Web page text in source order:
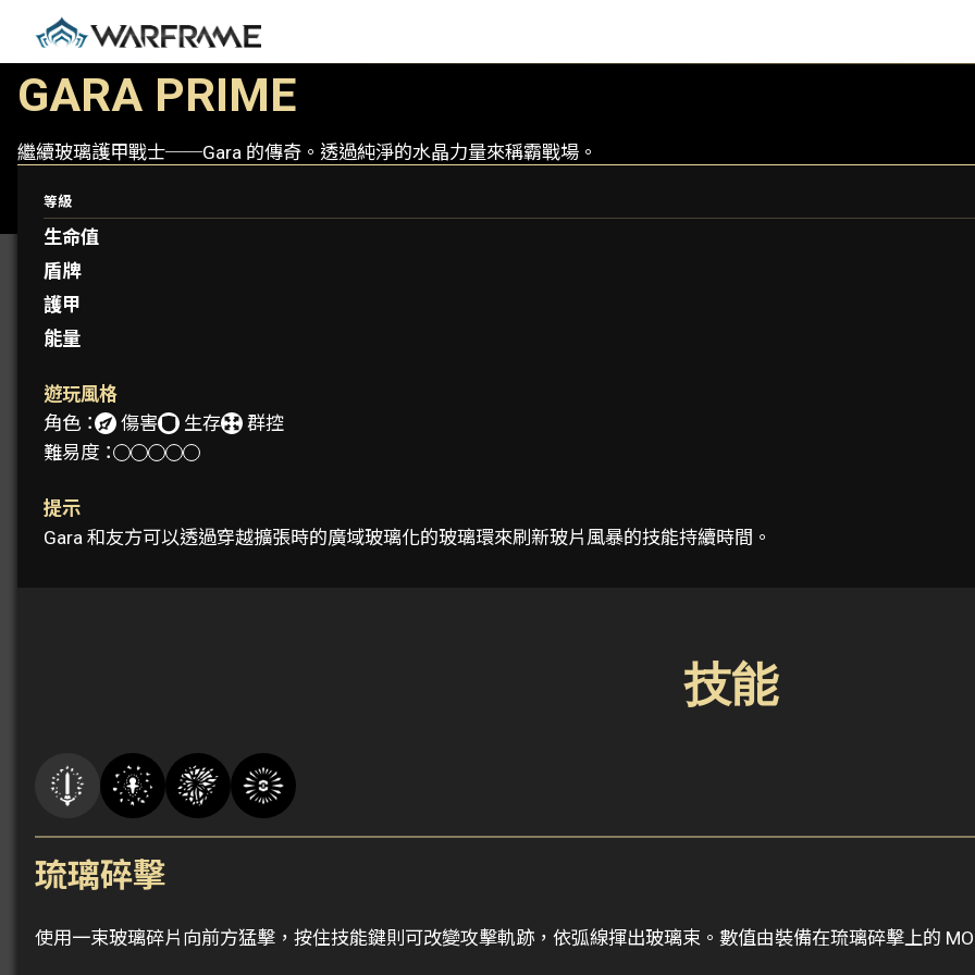
GARA PRIME
繼續玻璃護甲戰士──Gara 的傳奇。透過純淨的水晶力量來稱霸戰場。
等級
生命值
盾牌
護甲
能量
遊玩風格
角色：
傷害 生存
群控
難易度：
提示
Gara 和友方可以透過穿越擴張時的廣域玻璃化的玻璃環來刷新玻片風暴的技能持續時間。
技能
琉璃碎擊
使用一束玻璃碎片向前方猛擊，按住技能鍵則可改變攻擊軌跡，依弧線揮出玻璃束。數值由裝備在琉璃碎擊上的